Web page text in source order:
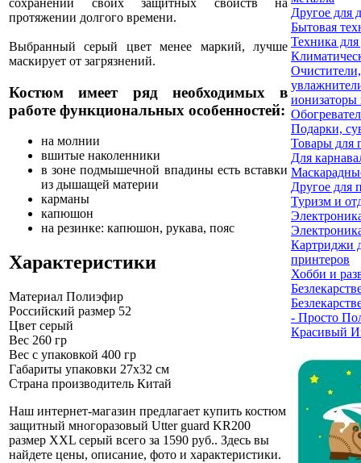
протяжении долгого времени.
Выбранный серый цвет менее маркий, лучше
маскирует от загрязнений.
Костюм имеет ряд необходимых в
работе функциональных особенностей:
на молнии
вшитые наколенники
в зоне подмышечной впадины есть вставки
из дышащей материи
карманы
капюшон
на резинке: капюшон, рукава, пояс
Характеристики
Материал Полиэфир
Российский размер 52
Цвет серый
Вес 260 гр
Вес с упаковкой 400 гр
Габариты упаковки 27х32 см
Страна производитель Китай
Наш интернет-магазин предлагает купить костюм
защитный многоразовый Utter guard KR200
размер XXL серый всего за 1590 руб.. Здесь вы
найдете цены, описание, фото и характеристики.
Другое для
Бытовая
Техника
Очистители,
ионизаторы
Подарки,
Товары для
Для
Другое для
Туризм и
Картриджи
принтеров
Хобби и
- Просто
Красивый